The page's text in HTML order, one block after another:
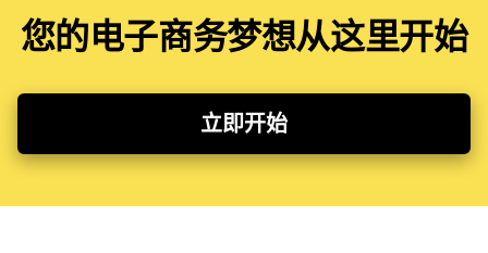
您的电子商务梦想从这里开始
立即开始